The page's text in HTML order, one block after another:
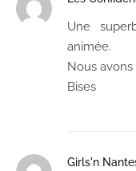
Une
animée.
Nous
Bises
Girls'n